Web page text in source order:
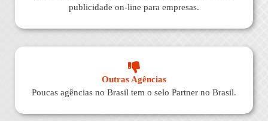
publicidade on-line para empresas.
Outras Agências
Poucas agências no Brasil tem o selo Partner no Brasil.